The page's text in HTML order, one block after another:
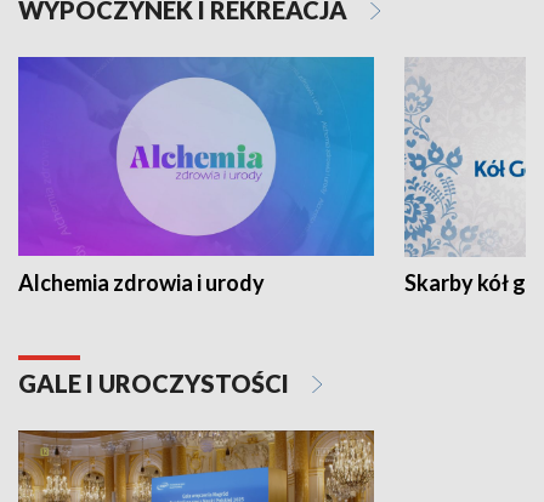
WYPOCZYNEK I REKREACJA
Alchemia zdrowia i urody Skarby kół
GALE I UROCZYSTOŚCI